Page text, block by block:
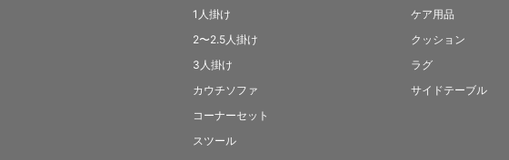
1人掛け
2〜2.5人掛け
3人掛け
カウチソファ
コーナーセット
スツール
ケア用品
クッション
ラグ
サイドテーブル